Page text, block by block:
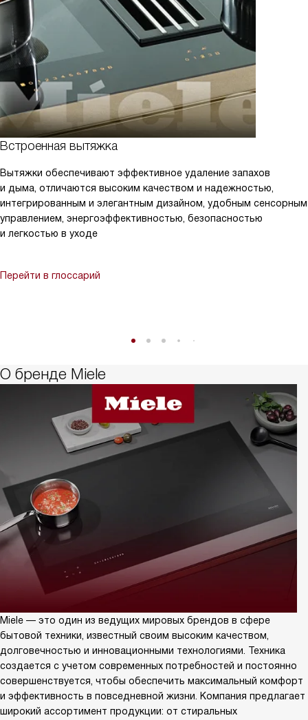
Встроенная вытяжка
Вытяжки обеспечивают эффективное удаление запахов
и дыма, отличаются высоким качеством и надежностью,
интегрированным и элегантным дизайном, удобным сенсорным
управлением, энергоэффективностью, безопасностью
и легкостью в уходе
Перейти в глоссарий
О бренде Miele
Miele — это один из ведущих мировых брендов в сфере
бытовой техники, известный своим высоким качеством,
долговечностью и инновационными технологиями. Техника
создается с учетом современных потребностей и постоянно
совершенствуется, чтобы обеспечить максимальный комфорт
и эффективность в повседневной жизни. Компания предлагает
широкий ассортимент продукции: от стиральных